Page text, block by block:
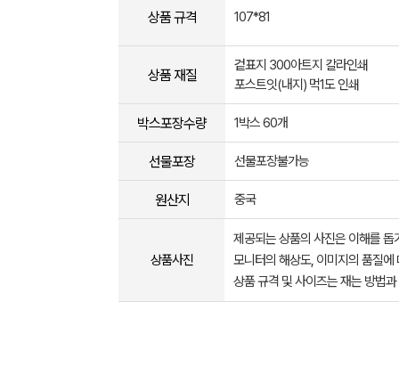
상품 규격 107*81
상품 재질
겉표지 300아트지 칼라인쇄
포스트잇(내지) 먹1도 인쇄
박스포장수량 1박스 60개
선물포장 선물포장불가능
원산지 중국
상품사진
제공되는 상품의 사진은 이해를
모니터의 해상도, 이미지의 품질
상품 규격 및 사이즈는 재는 방법